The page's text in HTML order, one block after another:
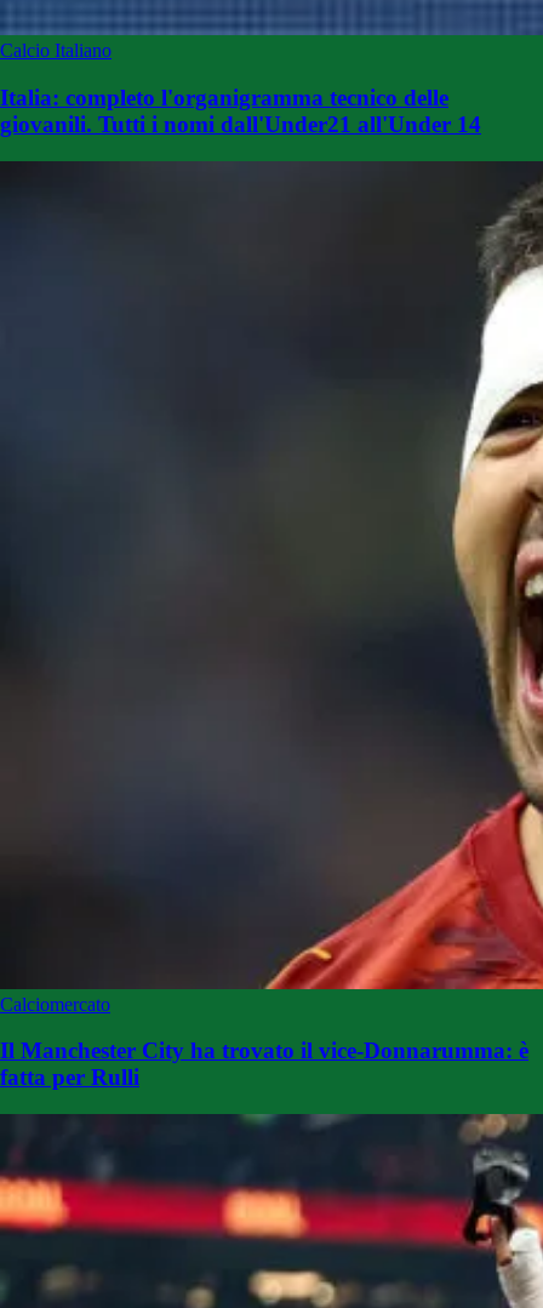
Calcio Italiano
Italia: completo l'organigramma tecnico delle
giovanili. Tutti i nomi dall'Under21 all'Under 14
Calciomercato
Il Manchester City ha trovato il vice-Donnarumma: è
fatta per Rulli